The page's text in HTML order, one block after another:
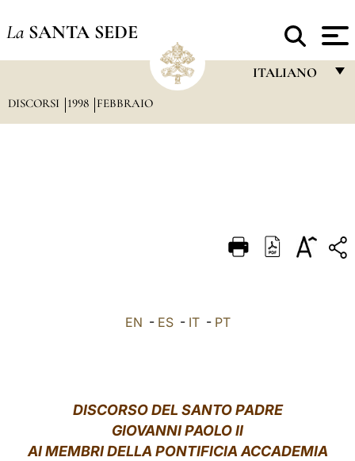
La SANTA SEDE
ITALIANO
DEUTSCH
DISCORSI 1998 FEBBRAIO
EN - ES- IT- PT
DISCORSO DEL SANTO PADRE
GIOVANNI PAOLO II
AI MEMBRI DELLA PONTIFICIA ACCADEMIA